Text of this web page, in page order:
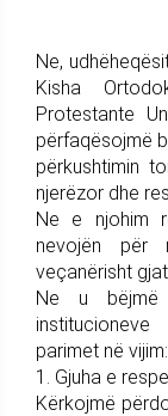
Ne,
Kisha
Protestante
përfaqësojmë
përkushtimin
njerëzor dhe
Ne e njohim
nevojën për
veçanërisht
Ne u bëjmë
parimet në vijim:
1. Gjuha e
Kërkojmë